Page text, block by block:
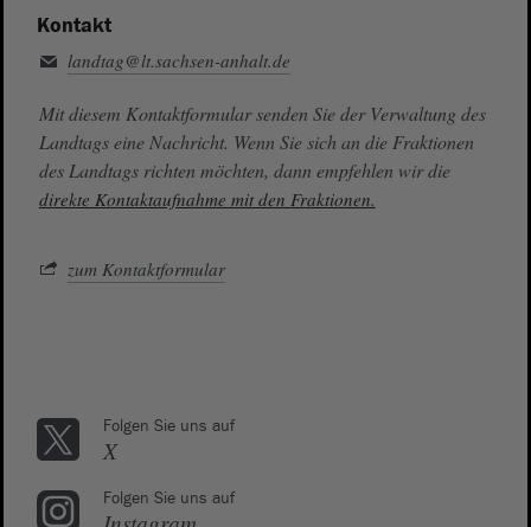
Kontakt
landtag@lt.sachsen-anhalt.de
Mit diesem Kontaktformular senden Sie der Verwaltung des
Landtags eine Nachricht. Wenn Sie sich an die Fraktionen
des Landtags richten möchten, dann empfehlen wir die
direkte Kontaktaufnahme mit den Fraktionen.
zum Kontaktformular
Folgen Sie uns auf
X
Folgen Sie uns auf